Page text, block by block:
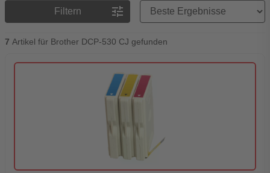
Filtern tune
Preisreihenfolge
7 Artikel für Brother DCP-530 CJ gefunden